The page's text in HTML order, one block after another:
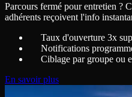
Parcours fermé pour entretien ?
adhérents reçoivent l'info
Taux d'ouverture 3x
Notifications
Ciblage par groupe ou
En savoir plus